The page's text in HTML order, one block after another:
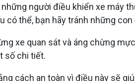
người điều khiển xe máy
có thể, bạn hãy tránh những
xe quan sát và áng chừng
số chi tiết.
cách an toàn vì điều này sẽ